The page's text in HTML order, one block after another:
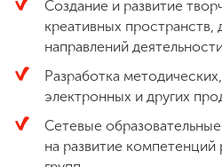
Международная
деятельность
Другие виды
деятельности
Создание и развитие
креативных пространств,
направлений
Разработка
электронных и других
Сетевые
на развитие компетенций